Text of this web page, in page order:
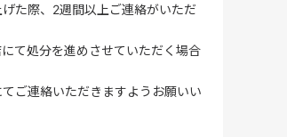
た際、2週間以上ご連絡がいただ
て処分を進めさせていただく場合
ご連絡いただきますようお願いい